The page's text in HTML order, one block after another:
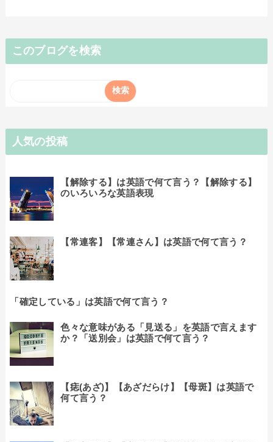
このブログを検索
人気の投稿
【解除する】は英語で何て言う？【解除する】
のいろいろな英語表現
【常連客】【常連さん】は英語で何て言う？
「確定している」は英語で何て言う？
色々な意味がある「見送る」を英語で言えます
か？「送別会」は英語で何て言う？
【痣(あざ)】【あざだらけ】【母斑】は英語で
何て言う？